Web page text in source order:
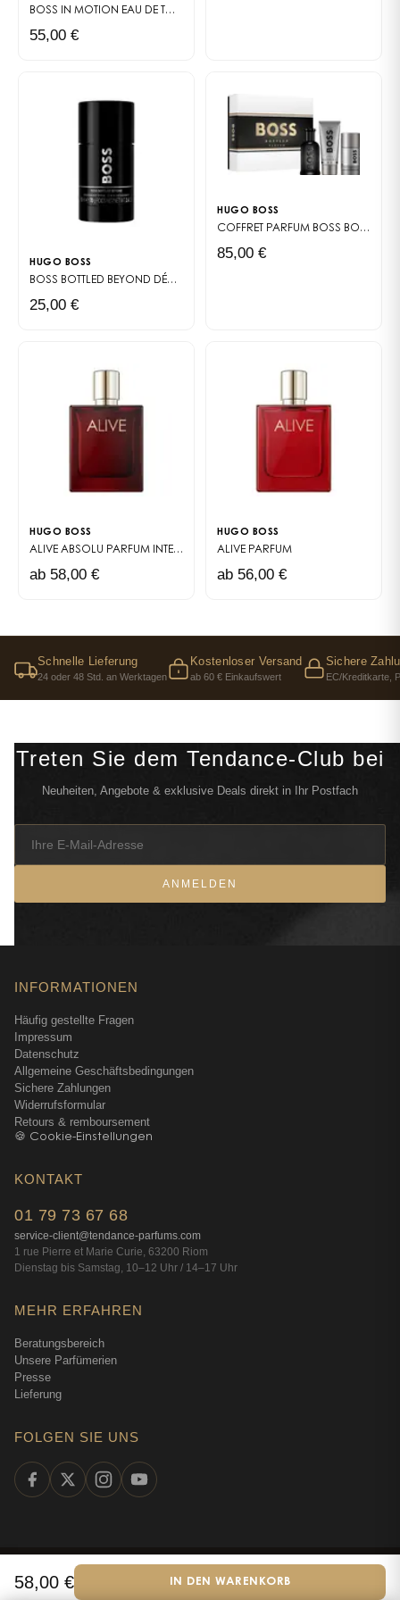
58,00 € IN DEN WARENKORB
BOSS IN MOTION EAU DE TOILETTE
55,00 €
HUGO BOSS
BOSS BOTTLED BEYOND DÉODORANT STICK
25,00 €
HUGO BOSS
COFFRET PARFUM BOSS BOTTLED PARFUM
85,00 €
HUGO BOSS
ALIVE ABSOLU PARFUM INTENSE
ab 58,00 €
HUGO BOSS
ALIVE PARFUM
ab 56,00 €
Schnelle Lieferung
24 oder 48 Std. an Werktagen
Kostenloser Versand
ab 60 € Einkaufswert
Sichere
EC/Kreditkarte,
Treten Sie dem Tendance-Club bei
Neuheiten, Angebote & exklusive Deals direkt in Ihr Postfach
ANMELDEN
INFORMATIONEN
Häufig gestellte Fragen
Impressum
Datenschutz
Allgemeine Geschäftsbedingungen
Sichere Zahlungen
Widerrufsformular
Retours & remboursement
🍪 Cookie-Einstellungen
KONTAKT
01 79 73 67 68
service-client@tendance-parfums.com
1 rue Pierre et Marie Curie, 63200 Riom
Dienstag bis Samstag, 10–12 Uhr / 14–17 Uhr
MEHR ERFAHREN
Beratungsbereich
Unsere Parfümerien
Presse
Lieferung
FOLGEN SIE UNS
2026
Parfümerie seit 2009
Deutsch